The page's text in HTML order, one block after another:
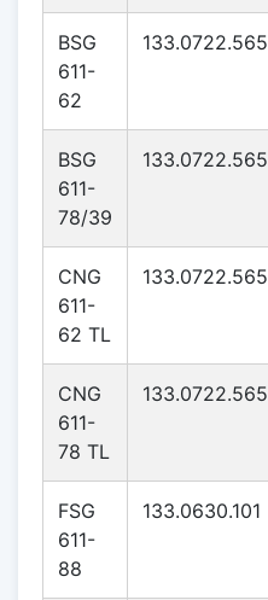
BSG
611-
62
133.0722.565
BSG
611-
78/39
133.0722.565
CNG
611-
62 TL
133.0722.565
CNG
611-
78 TL
133.0722.565
FSG
611-
88
133.0630.101